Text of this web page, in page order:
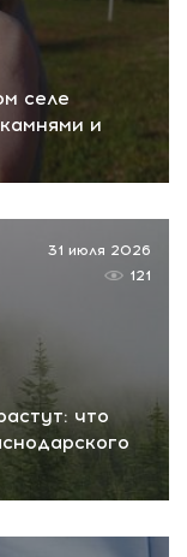
селе
и
что
31 июля 2026
121